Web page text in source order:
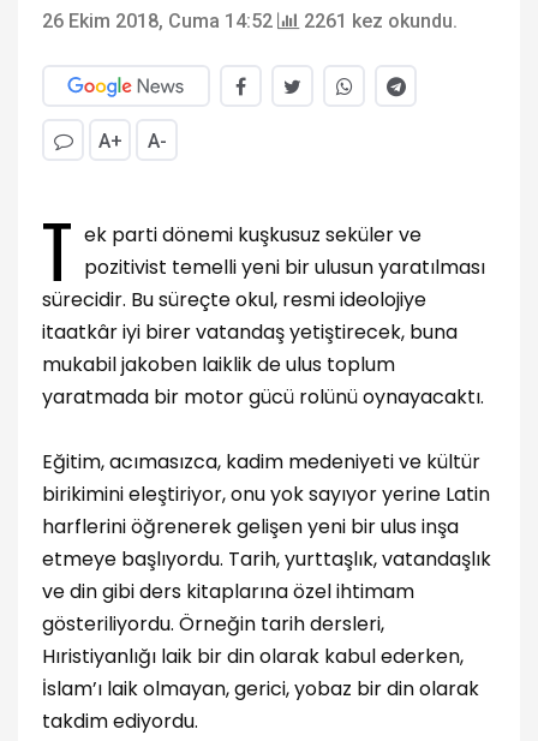
26 Ekim 2018, Cuma 14:52 2261 kez okundu.
A+ A-
T ek parti dönemi kuşkusuz seküler ve
pozitivist temelli yeni bir ulusun yaratılması
sürecidir. Bu süreçte okul, resmi ideolojiye
itaatkâr iyi birer vatandaş yetiştirecek, buna
mukabil jakoben laiklik de ulus toplum
yaratmada bir motor gücü rolünü oynayacaktı.
Eğitim, acımasızca, kadim medeniyeti ve kültür
birikimini eleştiriyor, onu yok sayıyor yerine Latin
harflerini öğrenerek gelişen yeni bir ulus inşa
etmeye başlıyordu. Tarih, yurttaşlık, vatandaşlık
ve din gibi ders kitaplarına özel ihtimam
gösteriliyordu. Örneğin tarih dersleri,
Hıristiyanlığı laik bir din olarak kabul ederken,
İslam’ı laik olmayan, gerici, yobaz bir din olarak
takdim ediyordu.